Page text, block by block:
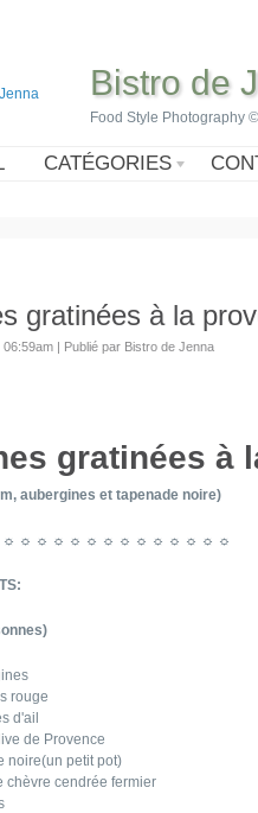
Bistro de
Food Style Photography
CATÉGORIES
gratinées à la
06:59am | Publié par Bistro de Jenna
gratinées à
aubergines et tapenade noire)
☼ ☼ ☼ ☼ ☼ ☼ ☼ ☼ ☼ ☼ ☼ ☼ ☼
rouge
d'ail
de Provence
noire(un petit pot)
chèvre cendrée fermier